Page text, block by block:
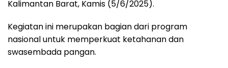
Kalimantan Barat, Kamis (5/6/2025).
Kegiatan ini merupakan bagian dari program
nasional untuk memperkuat ketahanan dan
swasembada pangan.